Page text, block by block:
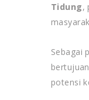
Tidung,
Sebagai
potensi